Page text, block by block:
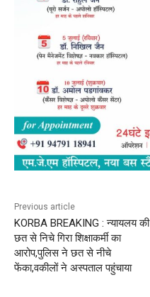
Previous article
KORBA BREAKING : न्यायलय की
छत से निचे गिरा शिक्षाकर्मी का
आरोप,पुलिस ने छत से नीचे
फेंका,वकीलों ने अस्पताल पहुंचाया